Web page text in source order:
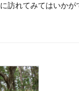
訪れてみてはいかが